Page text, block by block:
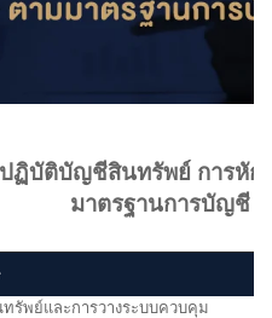
ฏิบัติบัญชีสินทรัพย์ การหัก
มาตรฐานการบัญชี
รัพย์และการวางระบบควบคุม